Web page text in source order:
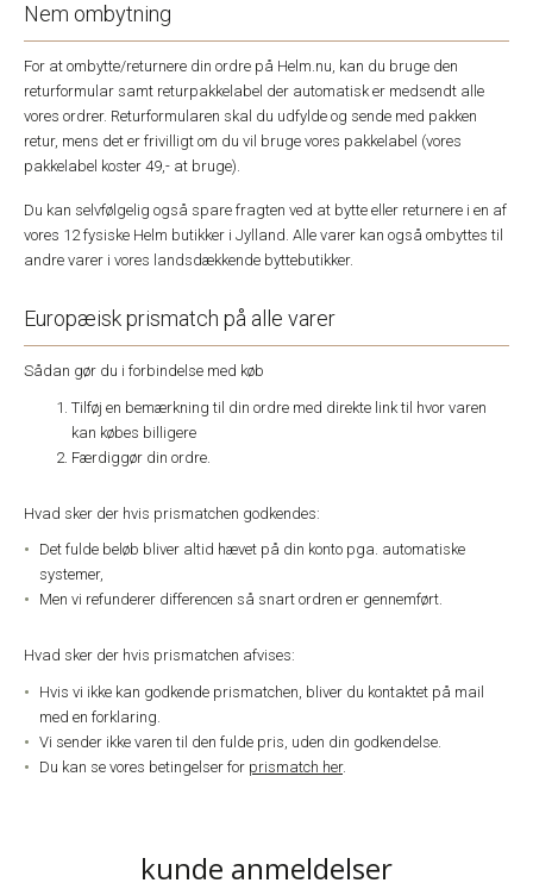
Nem ombytning
For at ombytte/returnere din ordre på Helm.nu, kan du bruge den
returformular samt returpakkelabel der automatisk er medsendt alle
vores ordrer. Returformularen skal du udfylde og sende med pakken
retur, mens det er frivilligt om du vil bruge vores pakkelabel (vores
pakkelabel koster 49,- at bruge).
Du kan selvfølgelig også spare fragten ved at bytte eller returnere i en af
vores 12 fysiske Helm butikker i Jylland. Alle varer kan også ombyttes til
andre varer i vores landsdækkende byttebutikker.
Europæisk prismatch på alle varer
Sådan gør du i forbindelse med køb
Tilføj en bemærkning til din ordre med direkte link til hvor varen
kan købes billigere
Færdiggør din ordre.
Hvad sker der hvis prismatchen godkendes:
Det fulde beløb bliver altid hævet på din konto pga. automatiske
systemer,
Men vi refunderer differencen så snart ordren er gennemført.
Hvad sker der hvis prismatchen afvises:
Hvis vi ikke kan godkende prismatchen, bliver du kontaktet på mail
med en forklaring.
Vi sender ikke varen til den fulde pris, uden din godkendelse.
Du kan se vores betingelser for prismatch her.
kunde anmeldelser